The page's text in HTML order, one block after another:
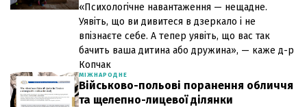
«Психологічне навантаження — нещадне.
Уявіть, що ви дивитеся в дзеркало і не
впізнаєте себе. А тепер уявіть, що вас так
бачить ваша дитина або дружина», — каже д-р
Копчак
МІЖНАРОДНЕ
Військово-польові поранення обличчя
та щелепно-лицевої ділянки